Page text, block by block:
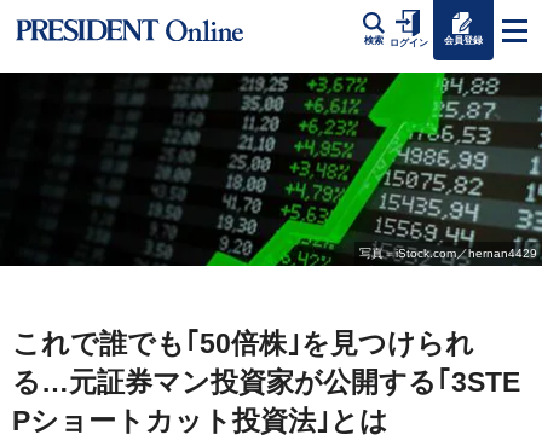
検索 ログイン 会員登録
写真＝iStock.com／hernan4429
これで誰でも｢50倍株｣を見つけられ
る…元証券マン投資家が公開する｢3STE
Pショートカット投資法｣とは